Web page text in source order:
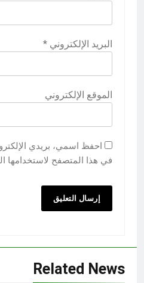
البريد الإلكتروني *
الموقع الإلكتروني
احفظ اسمي، بريدي
في هذا المتصفح لاستخدامها
Related News